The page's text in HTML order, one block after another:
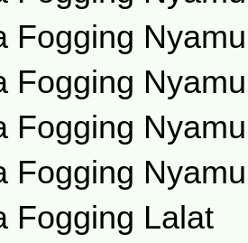
Fogging
Fogging
Fogging
Fogging
Fogging Lalat